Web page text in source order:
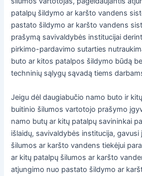
patalpų šildymo ar karšto vandens
pastato šildymo ar karšto vandens
prašymą savivaldybės institucijai
pirkimo-pardavimo sutarties
buto ar kitos patalpos šildymo būdą
techninių sąlygų sąvadą tiems
Jeigu dėl daugiabučio namo buto ir
buitinio šilumos vartotojo prašymo
namo butų ar kitų patalpų savininkai
išlaidų, savivaldybės institucija, gavusi
šilumos ar karšto vandens tiekėjui
ar kitų patalpų šilumos ar karšto
atjungimo nuo pastato šildymo ar